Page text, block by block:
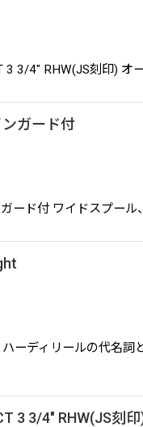
3 3/4" RHW(JS刻印)
ンガード付
ガード付 ワイドスプー
ハーディリールの代名
3 3/4" RHW(JS刻印